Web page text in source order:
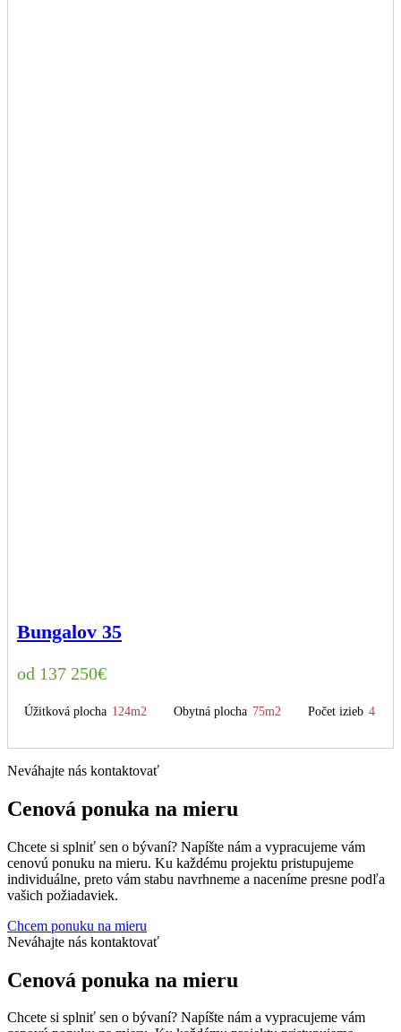
Bungalov 35
137 250€
Úžitková plocha 124m2 Obytná plocha 75m2 Počet izieb 4
Neváhajte nás kontaktovať
Cenová ponuka na mieru
Chcete si splniť sen o bývaní? Napíšte nám a vypracujeme vám
cenovú ponuku na mieru. Ku každému projektu pristupujeme
individuálne, preto vám stabu navrhneme a naceníme presne podľa
vašich požiadaviek.
Chcem ponuku na mieru
Neváhajte nás kontaktovať
Cenová ponuka na mieru
Chcete si splniť sen o bývaní? Napíšte nám a vypracujeme vám